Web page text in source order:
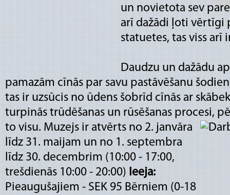
un novietota sev
arī dažādi ļoti vērtīgi
statuetes, tas viss arī
Daudzu un dažādu
pamazām cīnās par savu pastāvēšanu
tas ir uzsūcis no ūdens šobrīd cīnās ar
turpinās trūdēšanas un rūsēšanas procesi,
to visu. Muzejs ir atvērts no 2. janvāra
līdz 31. maijam un no 1. septembra
līdz 30. decembrim (10:00 - 17:00,
trešdienās 10:00 - 20:00) Ieeja:
Pieaugušajiem - SEK 95 Bērniem (0-18